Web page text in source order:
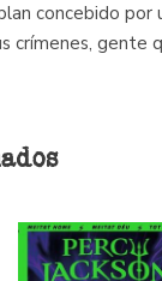
concebido
crímenes, gente